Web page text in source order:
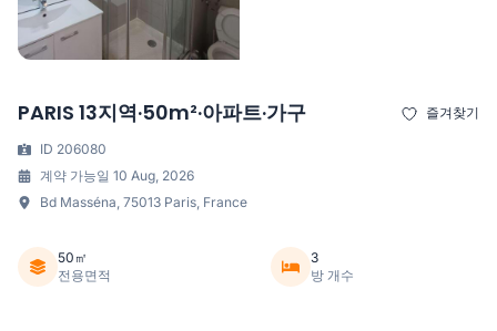
PARIS 13지역·50m²·아파트·가구 즐겨찾기
ID 206080
계약 가능일 10 Aug, 2026
Bd Masséna, 75013 Paris, France
50㎡
전용면적
3
방 개수